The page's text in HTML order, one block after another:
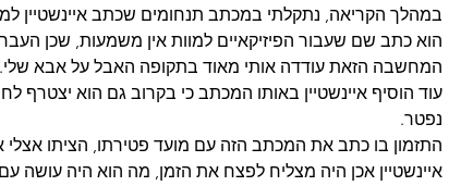
במהלך הקריאה, נתקלתי במכתב תנחומים שכתב איינשטיין
הוא כתב שם שעבור הפיזיקאיים למוות אין משמעות, שכן
המחשבה הזאת עודדה אותי מאוד בתקופה האבל על אבא שלי.
עוד הוסיף איינשטיין באותו המכתב כי בקרוב גם הוא יצטרף
נפטר.
התזמון בו כתב את המכתב הזה עם מועד פטירתו, הציתו
איינשטיין אכן היה מצליח לפצח את הזמן, מה הוא היה עושה עם